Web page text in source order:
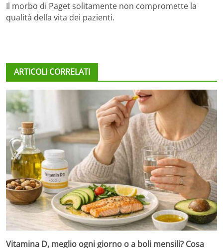
Il morbo di Paget solitamente non compromette la
qualità della vita dei pazienti.
ARTICOLI CORRELATI
Vitamina D, meglio ogni giorno o a boli mensili? Cosa